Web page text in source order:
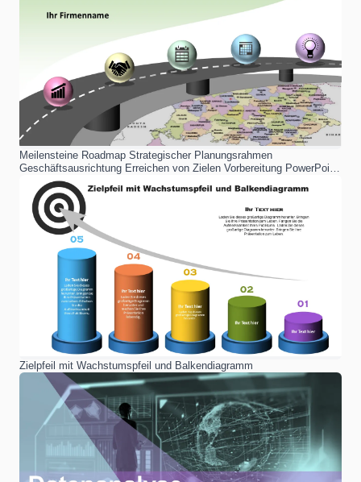
Meilensteine ​​Roadmap Strategischer Planungsrahmen
Geschäftsausrichtung Erreichen von Zielen Vorbereitung PowerPoint-
Vorlage für professionelle Präsentationen
Zielpfeil mit Wachstumspfeil und Balkendiagramm